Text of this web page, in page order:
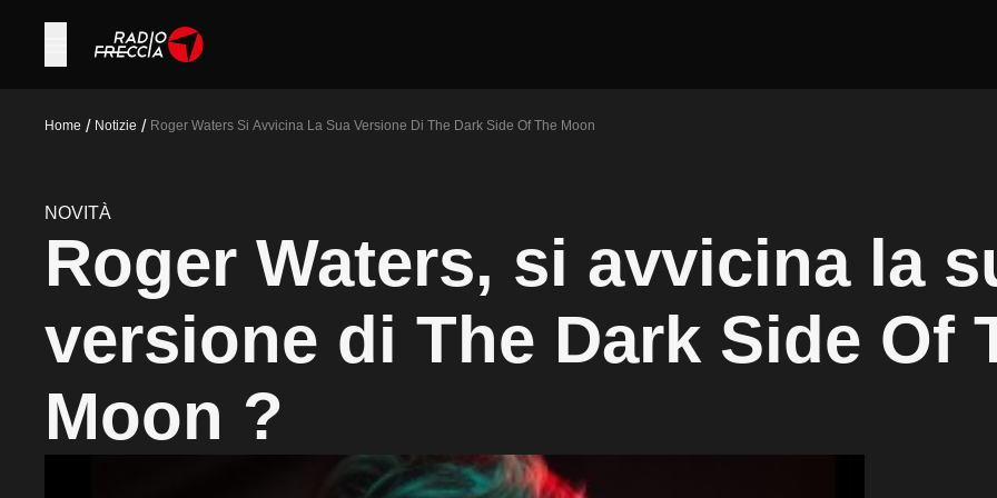
Home / Notizie / Roger Waters Si Avvicina La Sua Versione Di The Dark Side Of The Moon
NOVITÀ
Roger Waters, si avvicina la
versione di The Dark Side Of
Moon ?